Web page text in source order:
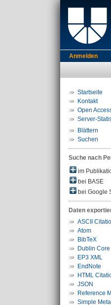
Anmelden
Startseite
Kontakt
Open
Server-
Blättern
Suchen
Suche nach
im
bei BASE
bei Google
Daten
ASCII
Atom
BibTeX
Dublin Core
EP3 XML
EndNote
HTML
JSON
Reference
Simple